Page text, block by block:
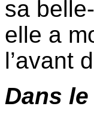
sa
elle a
l’avant
Dans